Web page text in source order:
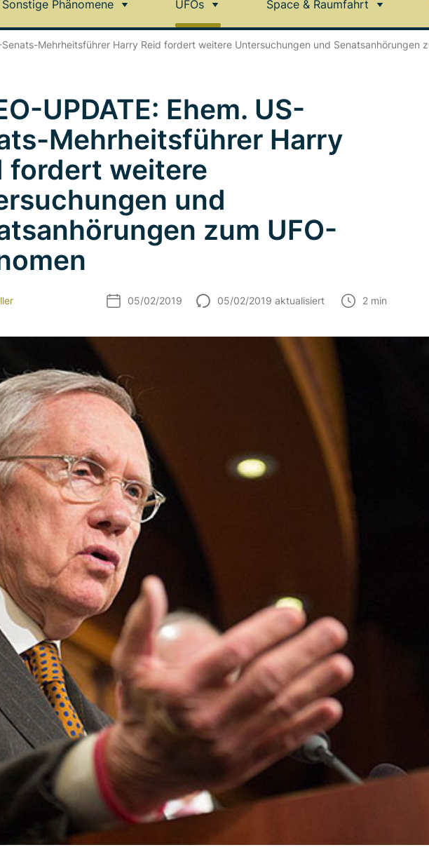
Sonstige Phänomene UFOs Space & Raumfahrt
Senats-Mehrheitsführer Harry Reid fordert weitere Untersuchungen und Senatsanhörungen
UPDATE: Ehem. US-
Mehrheitsführer Harry
fordert weitere
und
zum UFO-
05/02/2019 05/02/2019 aktualisiert 2 min